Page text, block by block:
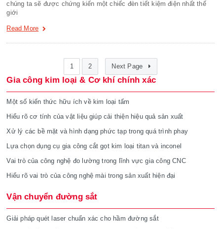
chúng ta sẽ được chứng kiến một chiếc đèn tiết kiệm điện nhất thế
giới
Read More
1 2 Next Page
Gia công kim loại & Cơ khí chính xác
Một số kiến thức hữu ích về kim loại tấm
Hiểu rõ cơ tính của vật liệu giúp cải thiện hiệu quả sản xuất
Xử lý các bề mặt và hình dạng phức tạp trong quá trình phay
Lựa chọn dụng cụ gia công cắt gọt kim loại titan và inconel
Vai trò của công nghệ đo lường trong lĩnh vực gia công CNC
Hiểu rõ vai trò của công nghệ mài trong sản xuất hiện đại
Vận chuyển đường sắt
Giải pháp quét laser chuẩn xác cho hầm đường sắt